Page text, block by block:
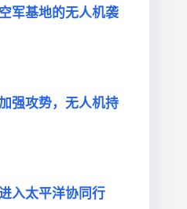
军基地的无人机袭
强攻势，无人机持
入太平洋协同行